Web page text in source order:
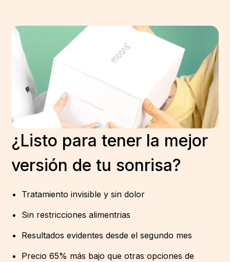
¿Listo para tener la mejor
versión de tu sonrisa?
Tratamiento invisible y sin dolor
Sin restricciones alimentrias
Resultados evidentes desde el segundo mes
Precio 65% más bajo que otras opciones de